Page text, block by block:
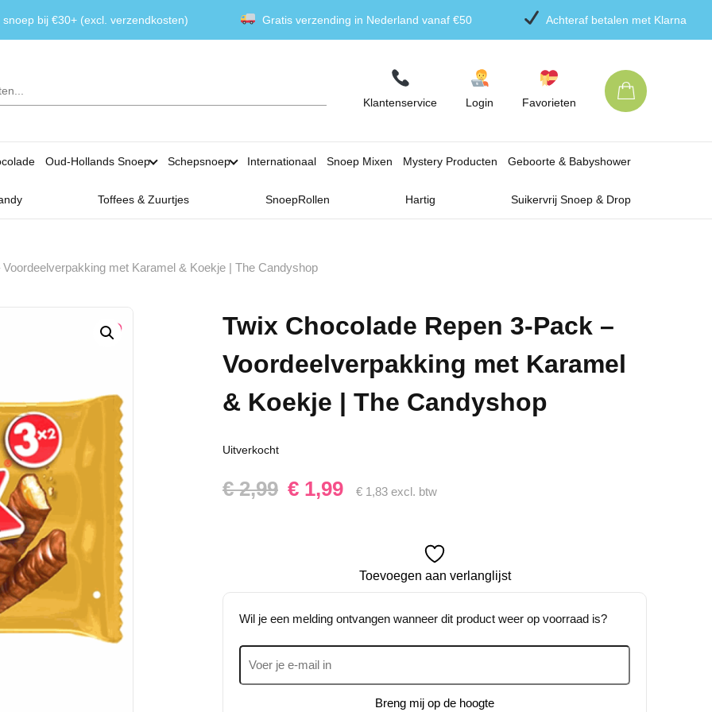
bij €30+ (excl. verzendkosten) Gratis verzending in Nederland vanaf €50 Achteraf betalen met Klarna
Klantenservice Login Favorieten
Oud-Hollands Snoep Schepsnoep Internationaal Snoep Mixen Mystery Producten Geboorte & Babyshower
Toffees & Zuurtjes SnoepRollen Hartig Suikervrij Snoep & Drop
met Karamel & Koekje | The Candyshop
Twix Chocolade Repen 3-Pack –
Voordeelverpakking met Karamel
& Koekje | The Candyshop
Uitverkocht
€2,99
Oorspronkelijke
€ 1,99
Huidige
€ 1,83 excl. btw
Toevoegen aan verlanglijst
Wil je een melding ontvangen wanneer dit product weer op voorraad is?
Breng mij op de hoogte